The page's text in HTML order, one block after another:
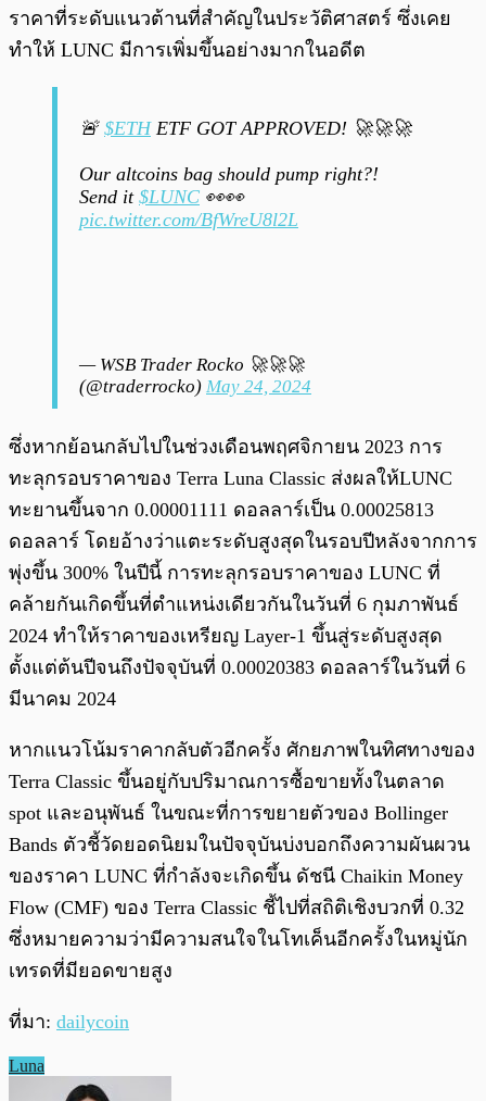
ราคาที่ระดับแนวต้านที่สำคัญในประวัติศาสตร์ ซึ่งเคย
ทำให้ LUNC มีการเพิ่มขึ้นอย่างมากในอดีต
🚨 $ETHETF GOT APPROVED! 🚀🚀🚀
Our altcoins bag should pump right?!
Send it $LUNC 👀👀
pic.twitter.com/BfWreU8l2L
— WSB Trader Rocko 🚀🚀🚀
(@traderrocko) May 24, 2024
ซึ่งหากย้อนกลับไปในช่วงเดือนพฤศจิกายน 2023 การ
ทะลุกรอบราคาของ Terra Luna Classic ส่งผลให้LUNC
ทะยานขึ้นจาก 0.00001111 ดอลลาร์เป็น 0.00025813
ดอลลาร์ โดยอ้างว่าแตะระดับสูงสุดในรอบปีหลังจากการ
พุ่งขึ้น 300% ในปีนี้ การทะลุกรอบราคาของ LUNC ที่
คล้ายกันเกิดขึ้นที่ตำแหน่งเดียวกันในวันที่ 6 กุมภาพันธ์
2024 ทำให้ราคาของเหรียญ Layer-1 ขึ้นสู่ระดับสูงสุด
ตั้งแต่ต้นปีจนถึงปัจจุบันที่ 0.00020383 ดอลลาร์ในวันที่ 6
มีนาคม 2024
หากแนวโน้มราคากลับตัวอีกครั้ง ศักยภาพในทิศทางของ
Terra Classic ขึ้นอยู่กับปริมาณการซื้อขายทั้งในตลาด
spot และอนุพันธ์ ในขณะที่การขยายตัวของ Bollinger
Bands ตัวชี้วัดยอดนิยมในปัจจุบันบ่งบอกถึงความผันผวน
ของราคา LUNC ที่กำลังจะเกิดขึ้น ดัชนี Chaikin Money
Flow (CMF) ของ Terra Classic ชี้ไปที่สถิติเชิงบวกที่ 0.32
ซึ่งหมายความว่ามีความสนใจในโทเค็นอีกครั้งในหมู่นัก
เทรดที่มียอดขายสูง
ที่มา: dailycoin
Luna